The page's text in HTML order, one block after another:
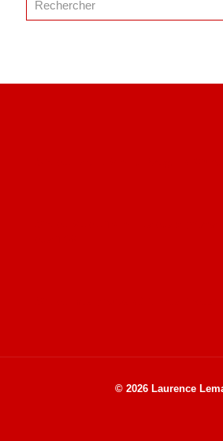
© 2026 Laurence